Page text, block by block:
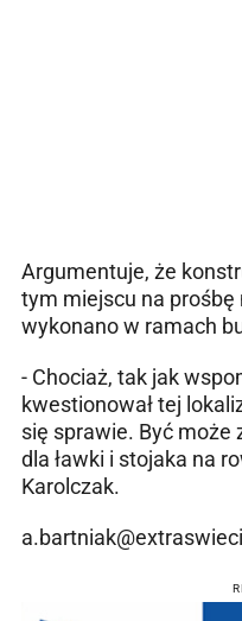
Argumentuje, że
tym miejscu na
wykonano w ramach
- Chociaż, tak jak
kwestionował tej
się sprawie. Być może
dla ławki i stojaka na
Karolczak.